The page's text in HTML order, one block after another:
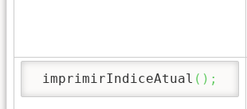
imprimirIndiceAtual ( ) ;